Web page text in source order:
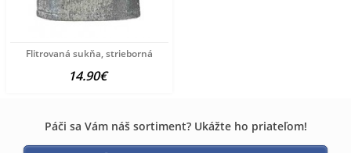
Flitrovaná sukňa, strieborná
14.90€
Páči sa Vám náš sortiment? Ukážte ho priateľom!